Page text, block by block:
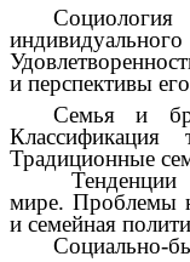
и перспективы
Семья и
Традиционные
Тенденции
мире. Проблемы
и семейная
Социально-